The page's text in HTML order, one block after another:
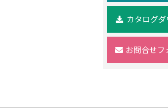
カタログ
お問合せフ